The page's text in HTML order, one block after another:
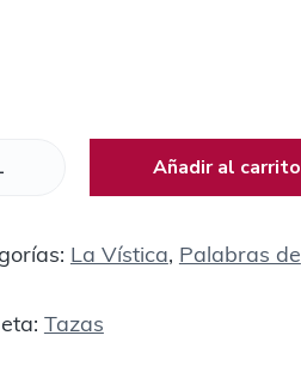
Añadir al carrito
La Vística, Palabras de
Tazas